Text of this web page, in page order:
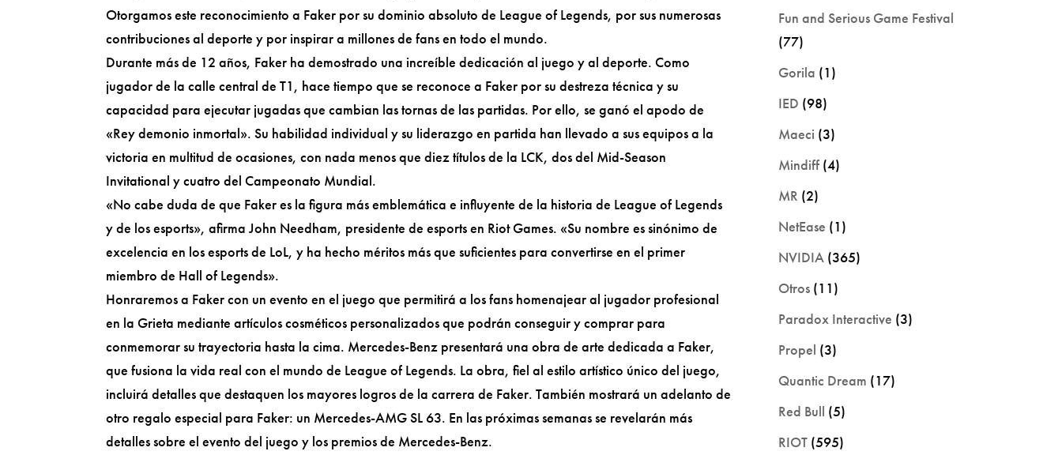
Otorgamos este reconocimiento a Faker por su dominio absoluto de League of Legends, por sus numerosas
contribuciones al deporte y por inspirar a millones de fans en todo el mundo.
Durante más de 12 años, Faker ha demostrado una increíble dedicación al juego y al deporte. Como
jugador de la calle central de T1, hace tiempo que se reconoce a Faker por su destreza técnica y su
capacidad para ejecutar jugadas que cambian las tornas de las partidas. Por ello, se ganó el apodo de
«Rey demonio inmortal». Su habilidad individual y su liderazgo en partida han llevado a sus equipos a la
victoria en multitud de ocasiones, con nada menos que diez títulos de la LCK, dos del Mid-Season
Invitational y cuatro del Campeonato Mundial.
«No cabe duda de que Faker es la figura más emblemática e influyente de la historia de League of Legends
y de los esports», afirma John Needham, presidente de esports en Riot Games. «Su nombre es sinónimo de
excelencia en los esports de LoL, y ha hecho méritos más que suficientes para convertirse en el primer
miembro de Hall of Legends».
Honraremos a Faker con un evento en el juego que permitirá a los fans homenajear al jugador profesional
en la Grieta mediante artículos cosméticos personalizados que podrán conseguir y comprar para
conmemorar su trayectoria hasta la cima. Mercedes-Benz presentará una obra de arte dedicada a Faker,
que fusiona la vida real con el mundo de League of Legends. La obra, fiel al estilo artístico único del juego,
incluirá detalles que destaquen los mayores logros de la carrera de Faker. También mostrará un adelanto de
otro regalo especial para Faker: un Mercedes-AMG SL 63. En las próximas semanas se revelarán más
detalles sobre el evento del juego y los premios de Mercedes-Benz.
Fun and Serious Game Festival
(77)
Gorila (1)
IED (98)
Maeci (3)
Mindiff (4)
MR (2)
NetEase (1)
NVIDIA (365)
Otros (11)
Paradox Interactive (3)
Propel (3)
Quantic Dream (17)
Red Bull (5)
RIOT (595)